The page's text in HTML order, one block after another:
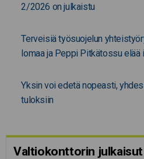
2/2026 on julkaistu
Terveisiä työsuojelun
lomaa ja Peppi Pitkätossu elää
Yksin voi edetä nopeasti,
tuloksiin
Valtiokonttorin julkaisut